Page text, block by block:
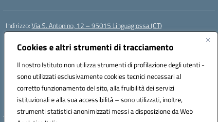
Cookies e altri strumenti di tracciamento
Il nostro Istituto non utilizza strumenti di profilazione degli utenti -
sono utilizzati esclusivamente cookies tecnici necessari al
corretto funzionamento del sito, alla fruibilità dei servizi
istituzionali e alla sua accessibilità – sono utilizzati, inoltre,
strumenti statistici anonimizzati messi a disposizione da Web
Indirizzo:Via S. Antonino, 12 – 95015 Linguaglossa (CT)
Centralino:
Posta elettronica certificata (PEC):ctic83200r@pec.istruzione.it
Codice fiscale: 83002470876
Codice meccanografico:CTIC83200R
Codice Indice delle Pubbliche Amministrazioni (IPA): istsc_CTIC83200R
Codice unico di fatturazione (CUF): UF7TEB